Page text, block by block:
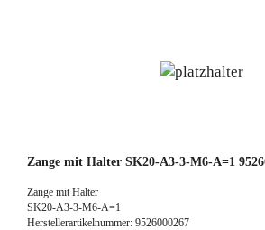
Zange mit Halter SK20-A3-3-M6-A=1
Zange mit Halter
SK20-A3-3-M6-A=1
Herstellerartikelnummer: 9526000267